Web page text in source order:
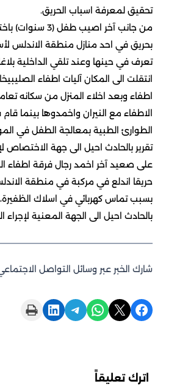
لمعرفة اسباب الحريق.
من جانب آخر اصيب طفل (3 سنوات) باختناق دخان
في احد منازل منطقة الاندلس لأسباب لم
حينها وعند تلقي الداخلية بلاغا بالحريق
الى المكان آليات اطفاء الصليبيخات وسيارة
وبعد اخلاء المنزل من سكانه تعامل رجال
مع النيران واخمدوها بينما قام فنيو
الطبية بمعالجة الطفل في الموقع، وسجل
بالحادث احيل الى جهة الاختصاص لإجراء اللازم.
آخر اخمد رجال فرقة اطفاء الصليبيخات
حريقا اندلع في مركبة في منطقة الاندلس (ق13)
كهربائي في اسلاك الظفيرة، وسجل تقرير
احيل الى الجهة المعنية لإجراء اللازم.
عبر وسائل التواصل الاجتماعي:
Share on WhatsApp
Share on Telegram
Share on LinkedIn
Print this Page